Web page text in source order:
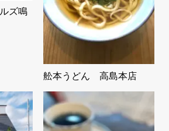
ズ鳴
舩本うどん 高島本店